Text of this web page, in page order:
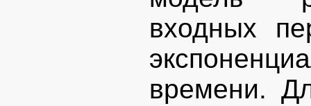
входных
времени.